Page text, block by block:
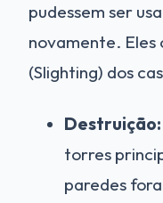
pudessem ser
novamente. Eles
(Slighting) dos
Destruição:
torres
paredes